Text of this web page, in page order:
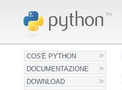
COS'È PYTHON
DOCUMENTAZIONE
DOWNLOAD